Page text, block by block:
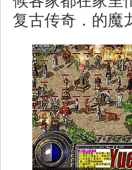
复古传奇．的魔